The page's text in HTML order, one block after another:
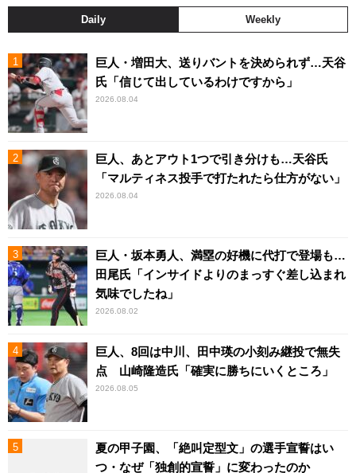
Daily Weekly
巨人・増田大、送りバントを決められず…天谷
氏「信じて出しているわけですから」
2026.08.04
巨人、あとアウト1つで引き分けも…天谷氏
「マルティネス投手で打たれたら仕方がない」
2026.08.04
巨人・坂本勇人、満塁の好機に代打で登場も…
田尾氏「インサイドよりのまっすぐ差し込まれ
気味でしたね」
2026.08.02
巨人、8回は中川、田中瑛の小刻み継投で無失
点 山崎隆造氏「確実に勝ちにいくところ」
2026.08.05
夏の甲子園、「絶叫定型文」の選手宣誓はい
つ・なぜ「独創的宣誓」に変わったのか